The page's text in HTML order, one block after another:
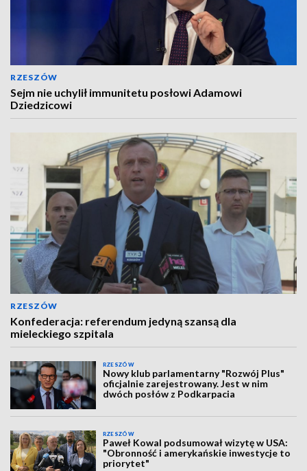
RZESZÓW
Sejm nie uchylił immunitetu posłowi Adamowi
Dziedzicowi
RZESZÓW
Konfederacja: referendum jedyną szansą dla
mieleckiego szpitala
RZESZÓW
Nowy klub parlamentarny "Rozwój Plus"
oficjalnie zarejestrowany. Jest w nim
dwóch posłów z Podkarpacia
RZESZÓW
Paweł Kowal podsumował wizytę w USA:
"Obronność i amerykańskie inwestycje to
priorytet"